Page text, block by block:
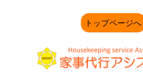
トップページへ